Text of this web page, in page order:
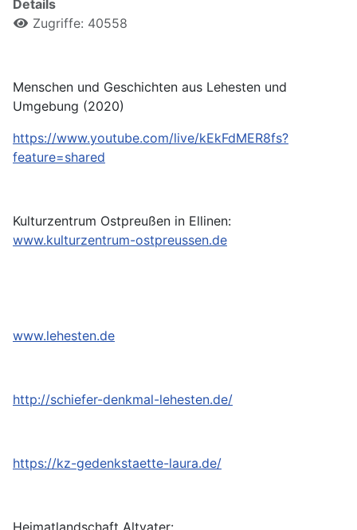
Details
Zugriffe: 40558
Menschen und Geschichten aus Lehesten und
Umgebung (2020)
https://www.youtube.com/live/kEkFdMER8fs?
feature=shared
Kulturzentrum Ostpreußen in Ellinen:
www.kulturzentrum-ostpreussen.de
www.lehesten.de
http://schiefer-denkmal-lehesten.de/
https://kz-gedenkstaette-laura.de/